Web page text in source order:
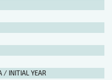
дела
INITIAL YEAR